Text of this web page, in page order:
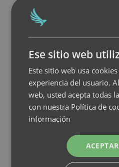
Ese sitio web
Este sitio web usa
experiencia del usuario.
web, usted acepta todas
con nuestra Política de
información